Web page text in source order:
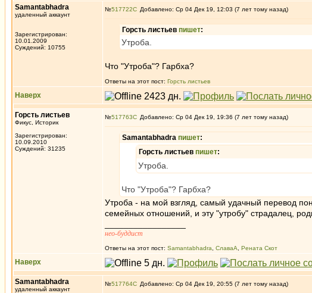
Samantabhadra
удаленный аккаунт
Зарегистрирован:
10.01.2009
Суждений: 10755
№517722 Добавлено: Ср 04 Дек 19, 12:03 (7 лет тому назад)
Горсть листьев пишет:
Утроба.
Что "Утроба"? Гарбха?
Ответы на этот пост: Горсть листьев
Наверх
Горсть листьев
Фикус, Историк
Зарегистрирован:
10.09.2010
Суждений: 31235
№517763 Добавлено: Ср 04 Дек 19, 19:36 (7 лет тому назад)
Samantabhadra пишет:
Горсть листьев пишет:
Утроба.
Что "Утроба"? Гарбха?
Утроба - на мой взгляд, самый удачный перевод
семейных отношений, и эту "утробу" страдалец,
нео-буддист
Ответы на этот пост: Samantabhadra СлаваА Рената Скот
Наверх
Samantabhadra
удаленный аккаунт
№517764 Добавлено: Ср 04 Дек 19, 20:55 (7 лет тому назад)